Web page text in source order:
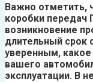
Важно отметить,
коробки передач
возникновение
длительный
уверенным,
вашего
эксплуатации. В